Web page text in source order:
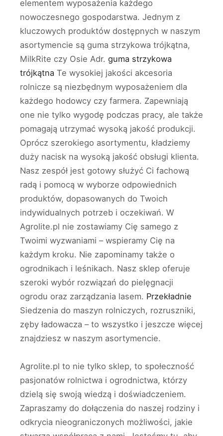
elementem wyposażenia każdego
nowoczesnego gospodarstwa. Jednym z
kluczowych produktów dostępnych w naszym
asortymencie są guma strzykowa trójkątna,
MilkRite czy Osie Adr. guma strzykowa
trójkątna Te wysokiej jakości akcesoria
rolnicze są niezbędnym wyposażeniem dla
każdego hodowcy czy farmera. Zapewniają
one nie tylko wygodę podczas pracy, ale także
pomagają utrzymać wysoką jakość produkcji.
Oprócz szerokiego asortymentu, kładziemy
duży nacisk na wysoką jakość obsługi klienta.
Nasz zespół jest gotowy służyć Ci fachową
radą i pomocą w wyborze odpowiednich
produktów, dopasowanych do Twoich
indywidualnych potrzeb i oczekiwań. W
Agrolite.pl nie zostawiamy Cię samego z
Twoimi wyzwaniami – wspieramy Cię na
każdym kroku. Nie zapominamy także o
ogrodnikach i leśnikach. Nasz sklep oferuje
szeroki wybór rozwiązań do pielęgnacji
ogrodu oraz zarządzania lasem. Przekładnie
Siedzenia do maszyn rolniczych, rozruszniki,
zęby ładowacza – to wszystko i jeszcze więcej
znajdziesz w naszym asortymencie.
Agrolite.pl to nie tylko sklep, to społeczność
pasjonatów rolnictwa i ogrodnictwa, którzy
dzielą się swoją wiedzą i doświadczeniem.
Zapraszamy do dołączenia do naszej rodziny i
odkrycia nieograniczonych możliwości, jakie